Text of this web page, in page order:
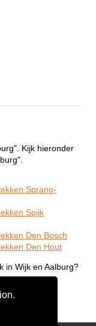
Kijk hieronder
Sprang-
Spijk
Den Bosch
Den Hout
in Wijk en Aalburg?